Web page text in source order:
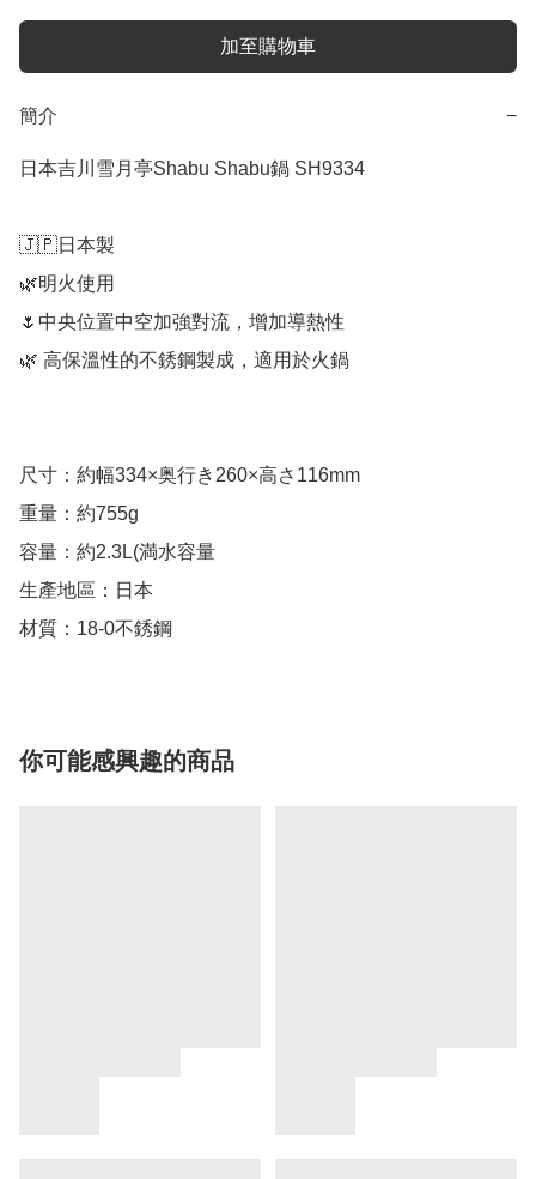
加至購物車
簡介 −
日本吉川雪月亭Shabu Shabu鍋 SH9334
🇯🇵日本製
🌿明火使用
🌷中央位置中空加強對流，增加導熱性
🌿 高保溫性的不銹鋼製成，適用於火鍋
尺寸：約幅334×奥行き260×高さ116mm
重量：約755g
容量：約2.3L(満水容量
生產地區：日本
材質：18-0不銹鋼
你可能感興趣的商品